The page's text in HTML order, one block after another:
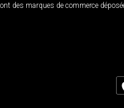
des marques de commerce